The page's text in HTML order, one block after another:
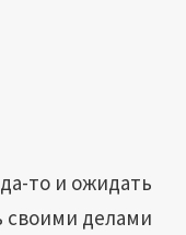
то и ожидать
своими делами